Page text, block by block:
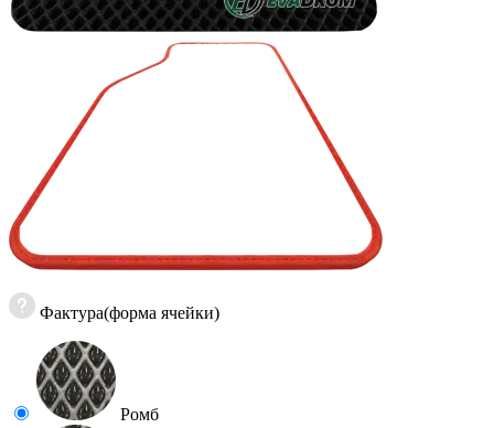
Фактура(форма ячейки)
Ромб